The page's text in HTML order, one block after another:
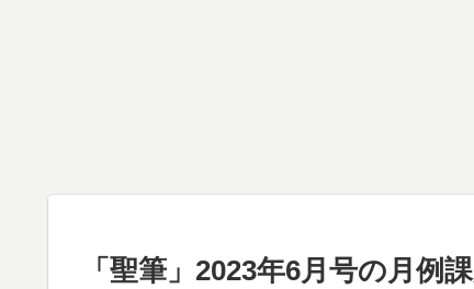
「聖筆」2023年6月号の月例